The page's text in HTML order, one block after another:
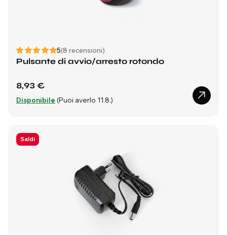
5(8 recensioni)
Pulsante di avvio/arresto rotondo
8,93 €
Disponibile (Puoi averlo 11.8.)
Saldi